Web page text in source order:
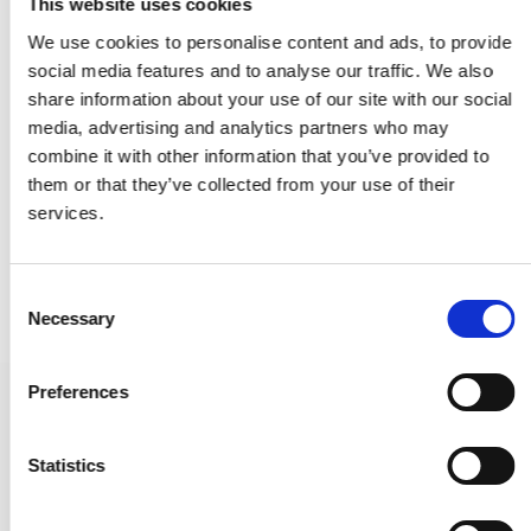
This website uses cookies
We use cookies to personalise content and ads, to provide
social media features and to analyse our traffic. We also
share information about your use of our site with our social
media, advertising and analytics partners who may
combine it with other information that you’ve provided to
them or that they’ve collected from your use of their
services.
Necessary
Preferences
Statistics